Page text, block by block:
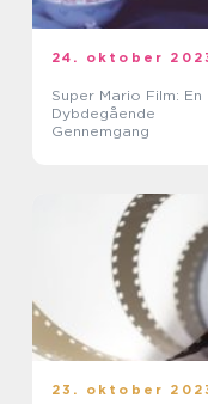
24. oktober
Super Mario Film: En
Dybdegående
Gennemgang
23. oktober